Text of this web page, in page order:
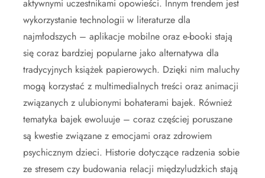
aktywnymi uczestnikami opowieści. Innym trendem jest
wykorzystanie technologii w literaturze dla
najmłodszych – aplikacje mobilne oraz e-booki stają
się coraz bardziej popularne jako alternatywa dla
tradycyjnych książek papierowych. Dzięki nim maluchy
mogą korzystać z multimedialnych treści oraz animacji
związanych z ulubionymi bohaterami bajek. Również
tematyka bajek ewoluuje – coraz częściej poruszane
są kwestie związane z emocjami oraz zdrowiem
psychicznym dzieci. Historie dotyczące radzenia sobie
ze stresem czy budowania relacji międzyludzkich stają